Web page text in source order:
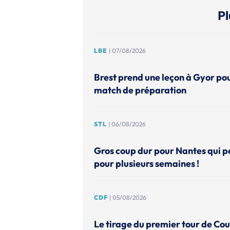
LBE | 07/08/2026
Brest prend une leçon à Gyor
match de préparation
STL | 06/08/2026
Gros coup dur pour Nantes qui
pour plusieurs semaines !
CDF | 05/08/2026
Le tirage du premier tour de